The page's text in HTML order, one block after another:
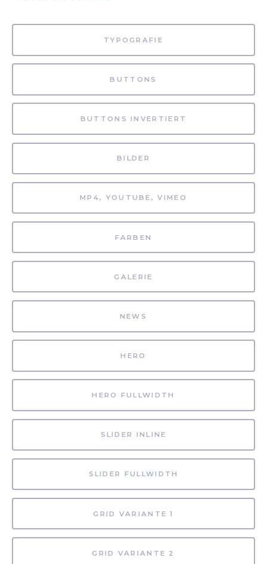
TYPOGRAFIE
BUTTONS
BUTTONS INVERTIERT
BILDER
MP4, YOUTUBE, VIMEO
FARBEN
GALERIE
NEWS
HERO
HERO FULLWIDTH
SLIDER INLINE
SLIDER FULLWIDTH
GRID VARIANTE 1
GRID VARIANTE 2